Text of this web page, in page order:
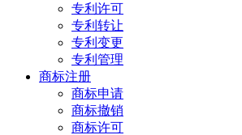
专利许可
专利转让
专利变更
专利管理
商标注册
商标申请
商标撤销
商标许可